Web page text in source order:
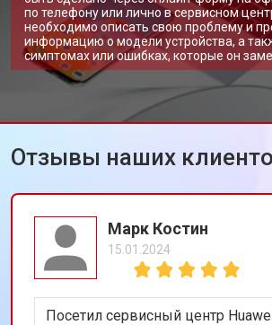
по телефону или лично в сервисном
необходимо описать свою проблему и
информацию о модели устройства, а
симптомах или ошибках, которые он
Отзывы наших
Марк Костин
15.01.2024
Посетил сервисный центр